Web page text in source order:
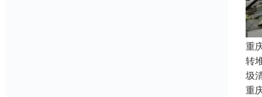
重
转
圾
重